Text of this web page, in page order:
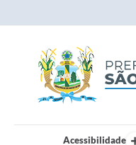
Acessibilidade